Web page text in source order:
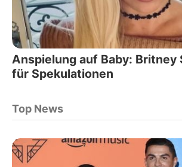
Anspielung auf Baby: Britney
für Spekulationen
Top News